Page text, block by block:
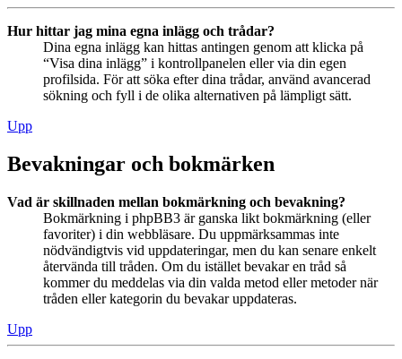
Hur hittar jag mina egna inlägg och trådar?
Dina egna inlägg kan hittas antingen genom att klicka på
“Visa dina inlägg” i kontrollpanelen eller via din egen
profilsida. För att söka efter dina trådar, använd avancerad
sökning och fyll i de olika alternativen på lämpligt sätt.
Upp
Bevakningar och bokmärken
Vad är skillnaden mellan bokmärkning och bevakning?
Bokmärkning i phpBB3 är ganska likt bokmärkning (eller
favoriter) i din webbläsare. Du uppmärksammas inte
nödvändigtvis vid uppdateringar, men du kan senare enkelt
återvända till tråden. Om du istället bevakar en tråd så
kommer du meddelas via din valda metod eller metoder när
tråden eller kategorin du bevakar uppdateras.
Upp